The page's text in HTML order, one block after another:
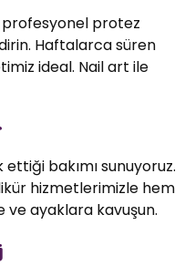
profesyonel protez
Haftalarca süren
ideal. Nail art ile
ettiği bakımı sunuyoruz.
hizmetlerimizle hem
ve ayaklara kavuşun.